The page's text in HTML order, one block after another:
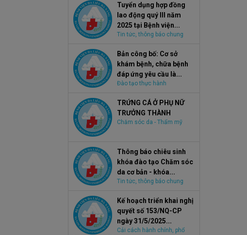
Tuyển dụng hợp đồng
lao động quý III năm
2025 tại Bệnh viện...
Tin tức, thông báo chung
Bản công bố: Cơ sở
khám bệnh, chữa bệnh
đáp ứng yêu cầu là...
Đào tạo thực hành
TRỨNG CÁ Ở PHỤ NỮ
TRƯỞNG THÀNH
Chăm sóc da - Thẩm mỹ
Thông báo chiêu sinh
khóa đào tạo Chăm sóc
da cơ bản - khóa...
Tin tức, thông báo chung
Kế hoạch triển khai nghị
quyết số 153/NQ-CP
ngày 31/5/2025...
Cải cách hành chính, phổ